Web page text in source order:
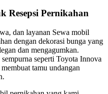
Resepsi Pernikahan
dan layanan Sewa mobil
dengan dekorasi bunga yang
dan mengagumkan.
seperti Toyota Innova
tamu undangan